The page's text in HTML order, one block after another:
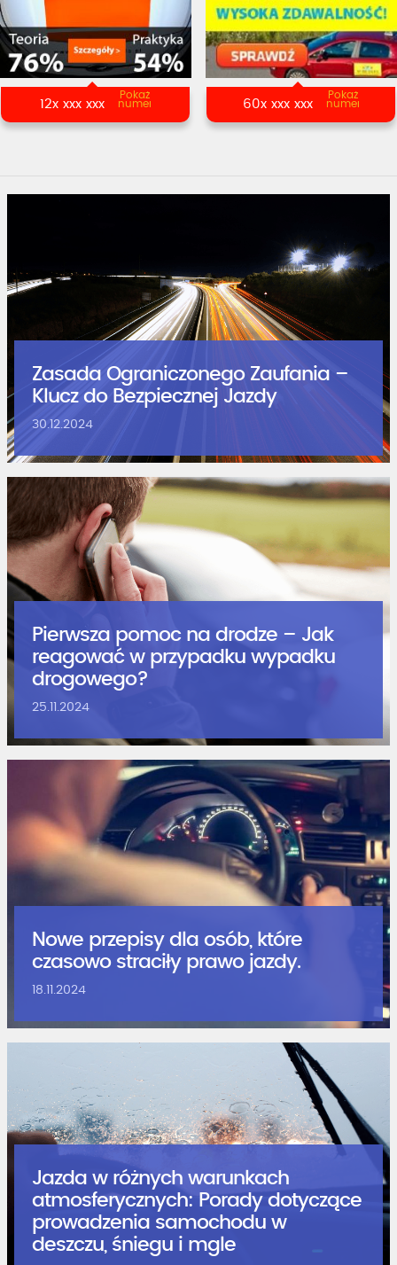
12x xxx xxx
Pokaż
numer
60x xxx xxx
Pokaż
numer
Zasada Ograniczonego Zaufania –
Klucz do Bezpiecznej Jazdy
30.12.2024
Pierwsza pomoc na drodze – Jak
reagować w przypadku wypadku
drogowego?
25.11.2024
Nowe przepisy dla osób, które
czasowo straciły prawo jazdy.
18.11.2024
Jazda w różnych warunkach
atmosferycznych: Porady dotyczące
prowadzenia samochodu w
deszczu, śniegu i mgle